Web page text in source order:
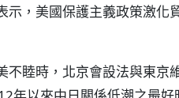
，美國保護主義政策激化
睦時，北京會設法與東京